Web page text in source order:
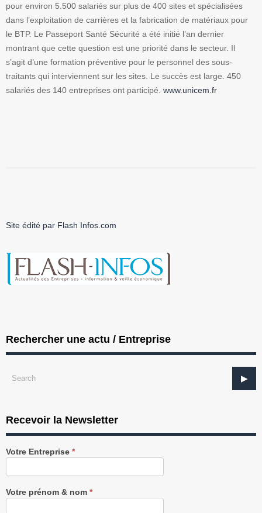
pour environ 5.500 salariés sur plus de 400 sites et spécialisées
dans l’exploitation de carrières et la fabrication de matériaux pour
le BTP. Le Passeport Santé Sécurité a été initié l’an dernier
montrant que cette question est une priorité dans le secteur. Il
s’agit d’une formation préventive pour le personnel des sous-
traitants qui interviennent sur les sites. Le succès est large. 450
salariés des 140 entreprises ont participé. www.unicem.fr
Site édité par Flash Infos.com
Rechercher une actu / Entreprise
Recevoir la Newsletter
Recevez
notre
gratuitement
Votre Entreprise *
Votre prénom & nom *